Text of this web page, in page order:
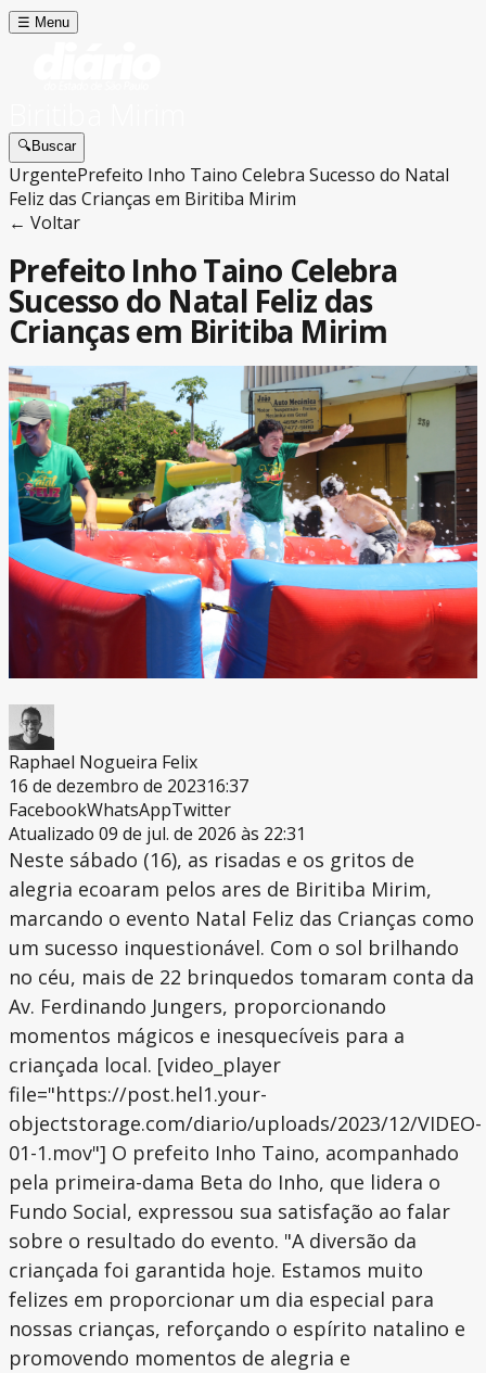
☰ Menu
🔍Buscar
UrgentePrefeito Inho Taino Celebra Sucesso do Natal
Feliz das Crianças em Biritiba Mirim
← Voltar
Prefeito Inho Taino Celebra
Sucesso do Natal Feliz das
Crianças em Biritiba Mirim
Raphael Nogueira Felix
16 de dezembro de 202316:37
FacebookWhatsAppTwitter
Atualizado 09 de jul. de 2026 às 22:31
Neste sábado (16), as risadas e os gritos de
alegria ecoaram pelos ares de Biritiba Mirim,
marcando o evento Natal Feliz das Crianças como
um sucesso inquestionável. Com o sol brilhando
no céu, mais de 22 brinquedos tomaram conta da
Av. Ferdinando Jungers, proporcionando
momentos mágicos e inesquecíveis para a
criançada local. [video_player
file="https://post.hel1.your-
objectstorage.com/diario/uploads/2023/12/VIDEO-
01-1.mov"] O prefeito Inho Taino, acompanhado
pela primeira-dama Beta do Inho, que lidera o
Fundo Social, expressou sua satisfação ao falar
sobre o resultado do evento. "A diversão da
criançada foi garantida hoje. Estamos muito
felizes em proporcionar um dia especial para
nossas crianças, reforçando o espírito natalino e
promovendo momentos de alegria e